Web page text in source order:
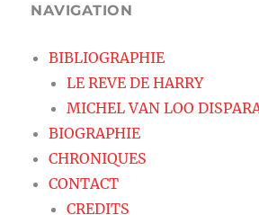
NAVIGATION
BIBLIOGRAPHIE
LE REVE DE HARRY
MICHEL VAN LOO
BIOGRAPHIE
CHRONIQUES
CONTACT
CREDITS